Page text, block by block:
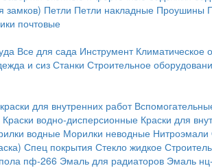
замков) Петли Петли накладные Проушины
почтовые
Все для сада Инструмент Климатическое
и сиз Станки Строительное
для внутренних работ
Краски водно-дисперсионные Краски для
водные Морилки неводные Нитроэмали
Спец покрытия Стекло жидкое
пф-266 Эмаль для радиаторов Эмаль